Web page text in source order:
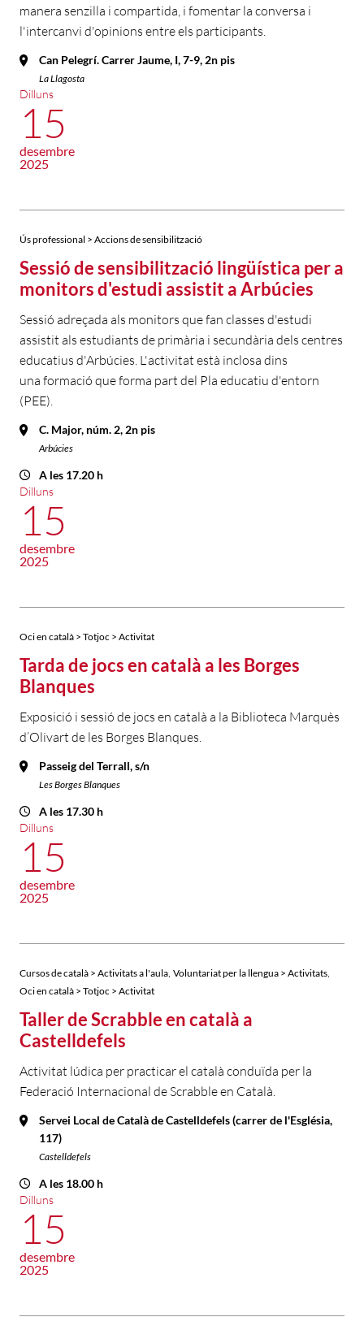
manera senzilla i compartida, i fomentar la conversa i
l'intercanvi d'opinions entre els participants.
Can Pelegrí. Carrer Jaume, I, 7-9, 2n pis
La Llagosta
Dilluns
15
desembre
2025
Ús professional > Accions de sensibilització
Sessió de sensibilització lingüística per a
monitors d'estudi assistit a Arbúcies
Sessió adreçada als monitors que fan classes d'estudi
assistit als estudiants de primària i secundària dels centres
educatius d'Arbúcies. L'activitat està inclosa dins
una formació que forma part del Pla educatiu d'entorn
(PEE).
C. Major, núm. 2, 2n pis
Arbúcies
A les 17.20 h
Dilluns
15
desembre
2025
Oci en català > Totjoc > Activitat
Tarda de jocs en català a les Borges
Blanques
Exposició i sessió de jocs en català a la Biblioteca Marquès
d’Olivart de les Borges Blanques.
Passeig del Terrall, s/n
Les Borges Blanques
A les 17.30 h
Dilluns
15
desembre
2025
Cursos de català > Activitats a l'aula Voluntariat per la llengua > Activitats
Oci en català > Totjoc > Activitat
Taller de Scrabble en català a
Castelldefels
Activitat lúdica per practicar el català conduïda per la
Federació Internacional de Scrabble en Català.
Servei Local de Català de Castelldefels (carrer de l'Església,
117)
Castelldefels
A les 18.00 h
Dilluns
15
desembre
2025